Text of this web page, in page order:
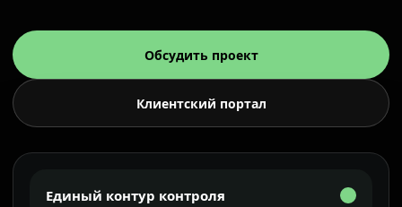
Обсудить проект
Клиентский портал
Единый контур контроля